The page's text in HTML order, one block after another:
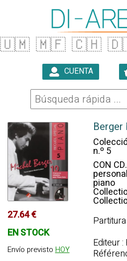
🇺🇲 🇲🇫 🇨🇭
CUENTA
27.64 €
EN STOCK
Envío previsto HOY
Berger
n.º 5
CON
piano
Editeur